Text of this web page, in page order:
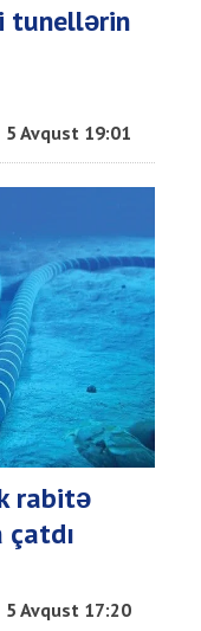
tunellərin
5 Avqust 19:01
rabitə
5 Avqust 17:20